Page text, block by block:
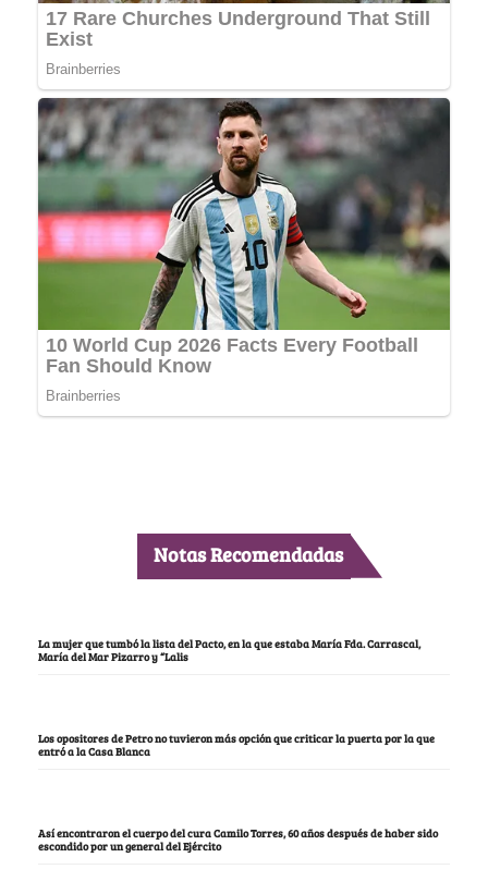
Notas Recomendadas
La mujer que tumbó la lista del Pacto, en la que estaba María Fda. Carrascal,
María del Mar Pizarro y “Lalis
Los opositores de Petro no tuvieron más opción que criticar la puerta por la que
entró a la Casa Blanca
Así encontraron el cuerpo del cura Camilo Torres, 60 años después de haber sido
escondido por un general del Ejército